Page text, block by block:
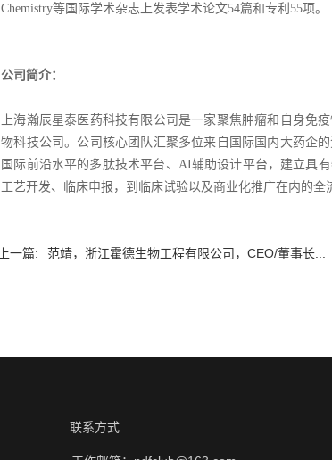
Chemistry等国际学术杂志上发表学术论文54篇和专利55项。
公司简介：
上海瀚辰星泰医药科技有限公司是一家聚焦肿瘤和自身免
物科技公司。公司核心团队汇聚多位来自国际国内大药企
国际前沿水平的多肽技术平台、AI辅助设计平台，建立具
工艺开发、临床申报，到临床试验以及商业化推广在内的全
上一篇: 范靖，浙江霍德生物工程有限公司，CEO/董事长...
联系方式